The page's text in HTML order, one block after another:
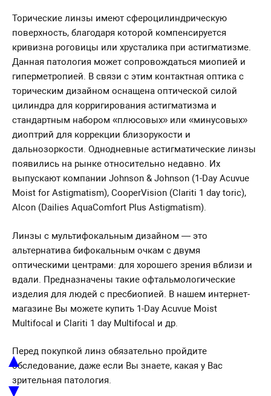
Торические линзы имеют сфероцилиндрическую
поверхность, благодаря которой компенсируется
кривизна роговицы или хрусталика при астигматизме.
Данная патология может сопровождаться миопией и
гиперметропией. В связи с этим контактная оптика с
торическим дизайном оснащена оптической силой
цилиндра для корригирования астигматизма и
стандартным набором «плюсовых» или «минусовых»
диоптрий для коррекции близорукости и
дальнозоркости. Однодневные астигматические линзы
появились на рынке относительно недавно. Их
выпускают компании Johnson & Johnson (1-Day Acuvue
Moist for Astigmatism), CooperVision (Clariti 1 day toric),
Alcon (Dailies AquaComfort Plus Astigmatism).
Линзы с мультифокальным дизайном — это
альтернатива бифокальным очкам с двумя
оптическими центрами: для хорошего зрения вблизи и
вдали. Предназначены такие офтальмологические
изделия для людей с пресбиопией. В нашем интернет-
магазине Вы можете купить 1-Day Acuvue Moist
Multifocal и Clariti 1 day Multifocal и др.
Перед покупкой линз обязательно пройдите
обследование, даже если Вы знаете, какая у Вас
зрительная патология.
▲
▼